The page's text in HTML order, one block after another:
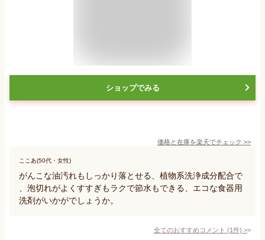
ショップでみる
価格と在庫を楽天でチェック >>
ここあ(50代・女性)
がんこな油汚れもしっかり落とせる、植物系洗浄成分配合で
、泡切れがよくすすぎもラクで節水もできる、エコな食器用
洗剤がいかがでしょうか。
全てのおすすめコメント (1件) >